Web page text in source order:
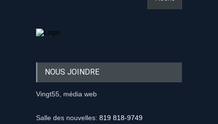
NOUS JOINDRE
Vingt55, média web
Salle des nouvelles: 819 818-9749